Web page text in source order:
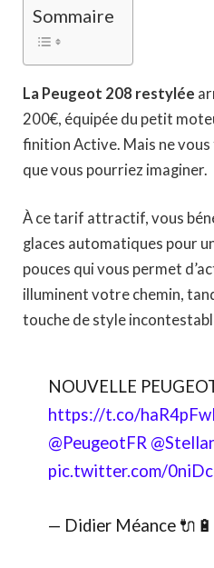
Sommaire
La Peugeot 208 restylée
200€, équipée du petit
finition Active. Mais ne
que vous pourriez imaginer.
À ce tarif attractif, vous
glaces automatiques pour
pouces qui vous permet
illuminent votre chemin,
touche de style
NOUVELLE
https://t.co/
@PeugeotFR
pic.twitter.com/
— Didier Méance